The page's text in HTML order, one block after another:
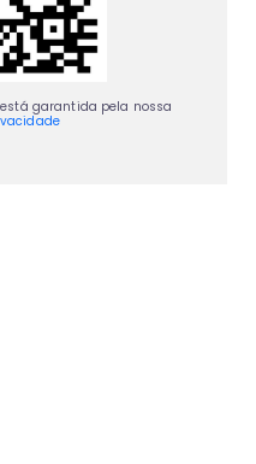
garantida pela nossa